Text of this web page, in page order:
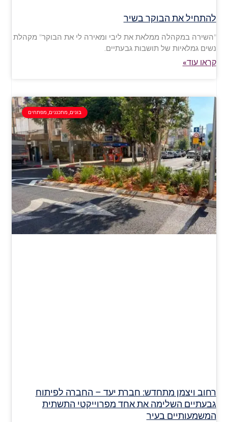
להתחיל את הבוקר בשיר
"השירה במקהלה ממלאת את ליבי ומאירה לי את הבוקר" מקהלת
נשים גמלאיות של תושבות גבעתיים.
קראו עוד»
בונים, מתכננים, מפתחים
רחוב ויצמן מתחדש: חברת יעד – החברה לפיתוח
גבעתיים השלימה את אחד מפרוייקטי התשתית
המשמעותיים בעיר